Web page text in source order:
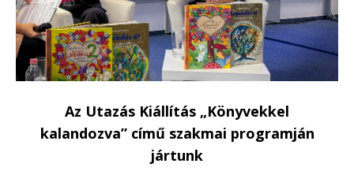
Az Utazás Kiállítás „Könyvekkel
kalandozva” című szakmai programján
jártunk